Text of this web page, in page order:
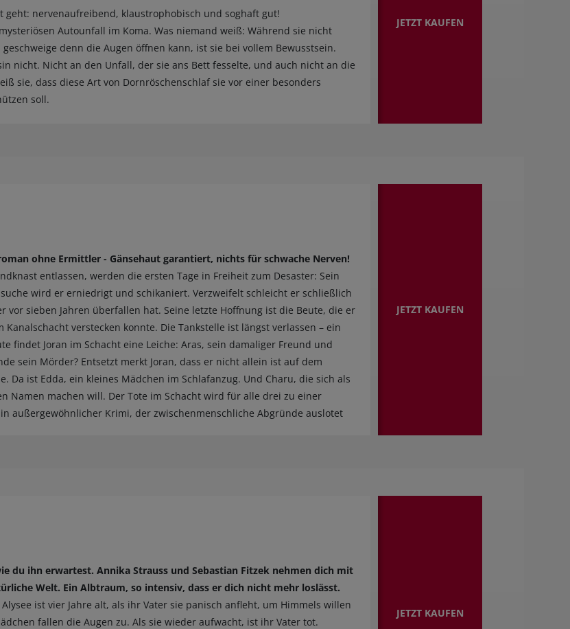
geht: nervenaufreibend, klaustrophobisch und soghaft gut!
Autounfall im Koma. Was niemand weiß: Während sie nicht
denn die Augen öffnen kann, ist sie bei vollem Bewusstsein.
nicht. Nicht an den Unfall, der sie ans Bett fesselte, und auch nicht an die
sie, dass diese Art von Dornröschenschlaf sie vor einer besonders
soll.
JETZT KAUFEN
ohne Ermittler - Gänsehaut garantiert, nichts für schwache Nerven!
entlassen, werden die ersten Tage in Freiheit zum Desaster: Sein
wird er erniedrigt und schikaniert. Verzweifelt schleicht er schließlich
vor sieben Jahren überfallen hat. Seine letzte Hoffnung ist die Beute, die er
Kanalschacht verstecken konnte. Die Tankstelle ist längst verlassen – ein
findet Joran im Schacht eine Leiche: Aras, sein damaliger Freund und
sein Mörder? Entsetzt merkt Joran, dass er nicht allein ist auf dem
Da ist Edda, ein kleines Mädchen im Schlafanzug. Und Charu, die sich als
Namen machen will. Der Tote im Schacht wird für alle drei zu einer
außergewöhnlicher Krimi, der zwischenmenschliche Abgründe auslotet
JETZT KAUFEN
du ihn erwartest. Annika Strauss und Sebastian Fitzek nehmen dich mit
Welt. Ein Albtraum, so intensiv, dass er dich nicht mehr loslässt.
ist vier Jahre alt, als ihr Vater sie panisch anfleht, um Himmels willen
fallen die Augen zu. Als sie wieder aufwacht, ist ihr Vater tot.
JETZT KAUFEN